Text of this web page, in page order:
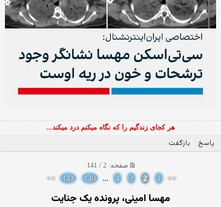
هر کجای زندگیم را که نگاه میکنم درد میکند...
پاسخ بازگفت
صفحه: 2 / 141
<<
1
2
3
4
...
140
141
>>
مهسا امینی، پرونده یک جنایت